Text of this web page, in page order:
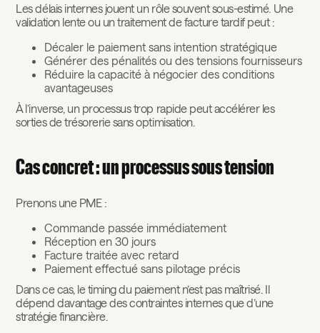
Les délais internes jouent un rôle souvent sous-estimé. Une
validation lente ou un traitement de facture tardif peut :
Décaler le paiement sans intention stratégique
Générer des pénalités ou des tensions fournisseurs
Réduire la capacité à négocier des conditions
avantageuses
À l’inverse, un processus trop rapide peut accélérer les
sorties de trésorerie sans optimisation.
Cas concret : un processus sous tension
Prenons une PME :
Commande passée immédiatement
Réception en 30 jours
Facture traitée avec retard
Paiement effectué sans pilotage précis
Dans ce cas, le timing du paiement n’est pas maîtrisé. Il
dépend davantage des contraintes internes que d’une
stratégie financière.